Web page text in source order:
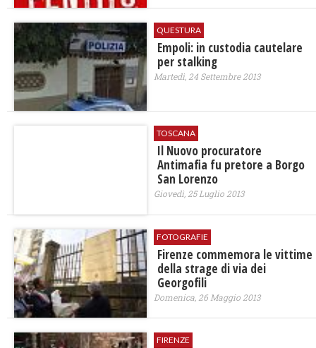
QUESTURA
Empoli: in custodia cautelare
per stalking
Martedì, 24 Settembre 2013
TOSCANA
Il Nuovo procuratore
Antimafia fu pretore a Borgo
San Lorenzo
Giovedì, 25 Luglio 2013
FOTOGRAFIE
Firenze commemora le vittime
della strage di via dei
Georgofili
Domenica, 26 Maggio 2013
FIRENZE